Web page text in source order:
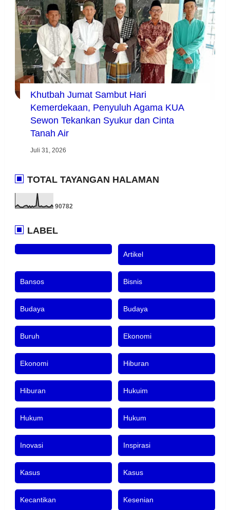
Khutbah Jumat Sambut Hari
Kemerdekaan, Penyuluh Agama KUA
Sewon Tekankan Syukur dan Cinta
Tanah Air
Juli 31, 2026
TOTAL TAYANGAN HALAMAN
90782
LABEL
Artikel
Bansos Bisnis
Budaya Budaya
Buruh Ekonomi
Ekonomi Hiburan
Hiburan Hukuim
Hukum Hukum
Inovasi Inspirasi
Kasus Kasus
Kecantikan Kesenian